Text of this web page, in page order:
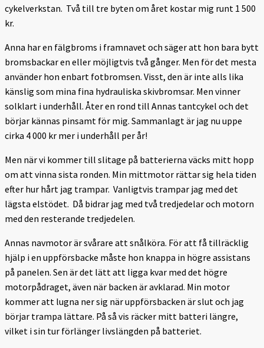
cykelverkstan. Två till tre byten om året kostar mig runt 1 500
kr.
Anna har en fälgbroms i framnavet och säger att hon bara bytt
bromsbackar en eller möjligtvis två gånger. Men för det mesta
använder hon enbart fotbromsen. Visst, den är inte alls lika
känslig som mina fina hydrauliska skivbromsar. Men vinner
solklart i underhåll. Åter en rond till Annas tantcykel och det
börjar kännas pinsamt för mig. Sammanlagt är jag nu uppe
cirka 4 000 kr mer i underhåll per år!
Men när vi kommer till slitage på batterierna väcks mitt hopp
om att vinna sista ronden. Min mittmotor rättar sig hela tiden
efter hur hårt jag trampar. Vanligtvis trampar jag med det
lägsta elstödet. Då bidrar jag med två tredjedelar och motorn
med den resterande tredjedelen.
Annas navmotor är svårare att snålköra. För att få tillräcklig
hjälp i en uppförsbacke måste hon knappa in högre assistans
på panelen. Sen är det lätt att ligga kvar med det högre
motorpådraget, även när backen är avklarad. Min motor
kommer att lugna ner sig när uppförsbacken är slut och jag
börjar trampa lättare. På så vis räcker mitt batteri längre,
vilket i sin tur förlänger livslängden på batteriet.